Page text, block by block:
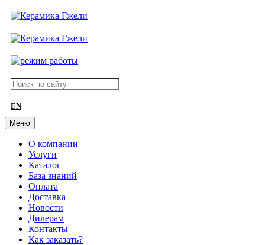
EN
Меню
О компании
Услуги
Каталог
База знаний
Оплата
Доставка
Новости
Дилерам
Контакты
Как заказать?